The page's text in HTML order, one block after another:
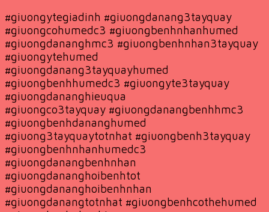
#giuongytegiadinh #giuongdanang3tayquay
#giuongcohumedc3 #giuongbenhnhanhumed
#giuongdananghmc3 #giuongbenhnhan3tayquay
#giuongytehumed
#giuongdanang3tayquayhumed
#giuongbenhhumedc3 #giuongyte3tayquay
#giuongdananghieuqua
#giuongco3tayquay #giuongdanangbenhhmc3
#giuongbenhdananghumed
#giuong3tayquaytotnhat #giuongbenh3tayquay
#giuongbenhnhanhumedc3
#giuongdanangbenhnhan
#giuongdananghoibenhtot
#giuongdananghoibenhnhan
#giuongdanangtotnhat #giuongbenhcothehumed